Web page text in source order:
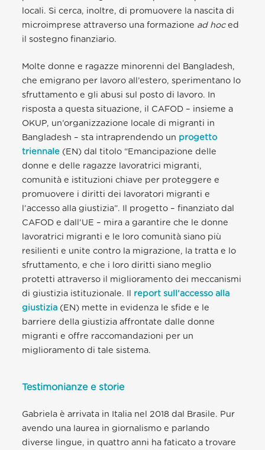
locali. Si cerca, inoltre, di promuovere la nascita di
microimprese attraverso una formazione ad hoced
il sostegno finanziario.
Molte donne e ragazze minorenni del Bangladesh,
che emigrano per lavoro all’estero, sperimentano lo
sfruttamento e gli abusi sul posto di lavoro. In
risposta a questa situazione, il CAFOD – insieme a
OKUP, un’organizzazione locale di migranti in
Bangladesh – sta intraprendendo un progetto
triennale (EN) dal titolo “Emancipazione delle
donne e delle ragazze lavoratrici migranti,
comunità e istituzioni chiave per proteggere e
promuovere i diritti dei lavoratori migranti e
l’accesso alla giustizia”. Il progetto – finanziato dal
CAFOD e dall’UE – mira a garantire che le donne
lavoratrici migranti e le loro comunità siano più
resilienti e unite contro la migrazione, la tratta e lo
sfruttamento, e che i loro diritti siano meglio
protetti attraverso il miglioramento dei meccanismi
di giustizia istituzionale. Il report sull’accesso alla
giustizia (EN) mette in evidenza le sfide e le
barriere della giustizia affrontate dalle donne
migranti e offre raccomandazioni per un
miglioramento di tale sistema.
Testimonianze e storie
Gabriela è arrivata in Italia nel 2018 dal Brasile. Pur
avendo una laurea in giornalismo e parlando
diverse lingue, in quattro anni ha faticato a trovare